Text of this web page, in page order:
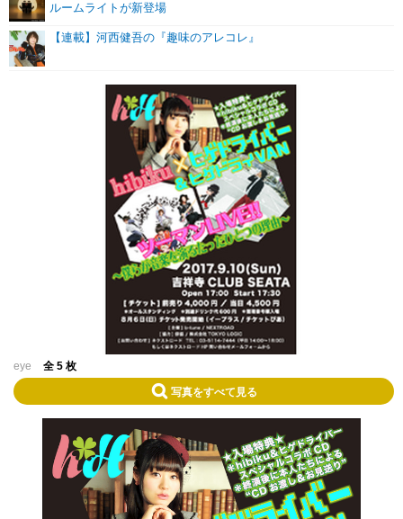
ルームライトが新登場
【連載】河西健吾の『趣味のアレコレ』
eye 全 5 枚
写真をすべて見る